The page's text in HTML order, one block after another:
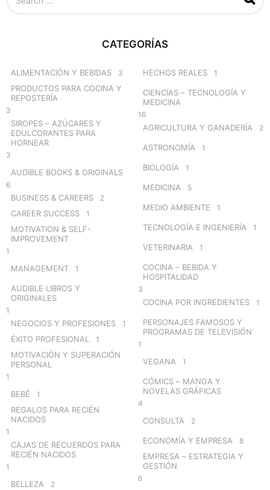
CATEGORÍAS
ALIMENTACIÓN Y BEBIDAS 3
PRODUCTOS PARA COCINA Y
REPOSTERÍA
3
SIROPES – AZÚCARES Y
EDULCORANTES PARA
HORNEAR
3
AUDIBLE BOOKS & ORIGINALS
6
BUSINESS & CAREERS 2
CAREER SUCCESS 1
MOTIVATION & SELF-
IMPROVEMENT
1
MANAGEMENT 1
AUDIBLE LIBROS Y
ORIGINALES
1
NEGOCIOS Y PROFESIONES 1
ÉXITO PROFESIONAL 1
MOTIVACIÓN Y SUPERACIÓN
PERSONAL
1
BEBÉ 1
REGALOS PARA RECIÉN
NACIDOS
1
CAJAS DE RECUERDOS PARA
RECIÉN NACIDOS
1
BELLEZA 2
HECHOS REALES 1
CIENCIAS – TECNOLOGÍA Y
MEDICINA
16
AGRICULTURA Y GANADERÍA 2
ASTRONOMÍA 1
BIOLOGÍA 1
MEDICINA 5
MEDIO AMBIENTE 1
TECNOLOGÍA E INGENIERÍA 1
VETERINARIA 1
COCINA – BEBIDA Y
HOSPITALIDAD
3
COCINA POR INGREDIENTES 1
PERSONAJES FAMOSOS Y
PROGRAMAS DE TELEVISIÓN
1
VEGANA 1
CÓMICS – MANGA Y
NOVELAS GRÁFICAS
4
CONSULTA 2
ECONOMÍA Y EMPRESA 8
EMPRESA – ESTRATEGIA Y
GESTIÓN
6